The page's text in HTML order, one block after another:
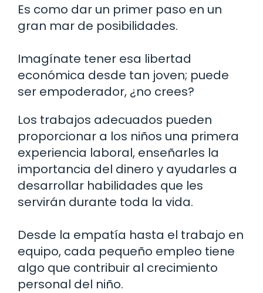
Es como dar un primer paso en un
gran mar de posibilidades.
Imagínate tener esa libertad
económica desde tan joven; puede
ser empoderador, ¿no crees?
Los trabajos adecuados pueden
proporcionar a los niños una primera
experiencia laboral, enseñarles la
importancia del dinero y ayudarles a
desarrollar habilidades que les
servirán durante toda la vida.
Desde la empatía hasta el trabajo en
equipo, cada pequeño empleo tiene
algo que contribuir al crecimiento
personal del niño.